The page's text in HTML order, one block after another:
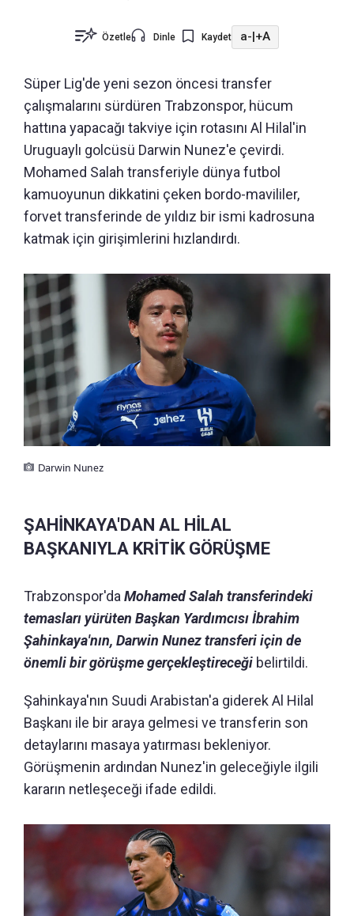
Özetle Dinle Kaydet a-|+A
Süper Lig'de yeni sezon öncesi transfer
çalışmalarını sürdüren Trabzonspor, hücum
hattına yapacağı takviye için rotasını Al Hilal'in
Uruguaylı golcüsü Darwin Nunez'e çevirdi.
Mohamed Salah transferiyle dünya futbol
kamuoyunun dikkatini çeken bordo-mavililer,
forvet transferinde de yıldız bir ismi kadrosuna
katmak için girişimlerini hızlandırdı.
Darwin Nunez
ŞAHİNKAYA'DAN AL HİLAL
BAŞKANIYLA KRİTİK GÖRÜŞME
Trabzonspor'da Mohamed Salah transferindeki
temasları yürüten Başkan Yardımcısı İbrahim
Şahinkaya'nın, Darwin Nunez transferi için de
önemli bir görüşme gerçekleştireceği belirtildi.
Şahinkaya'nın Suudi Arabistan'a giderek Al Hilal
Başkanı ile bir araya gelmesi ve transferin son
detaylarını masaya yatırması bekleniyor.
Görüşmenin ardından Nunez'in geleceğiyle ilgili
kararın netleşeceği ifade edildi.